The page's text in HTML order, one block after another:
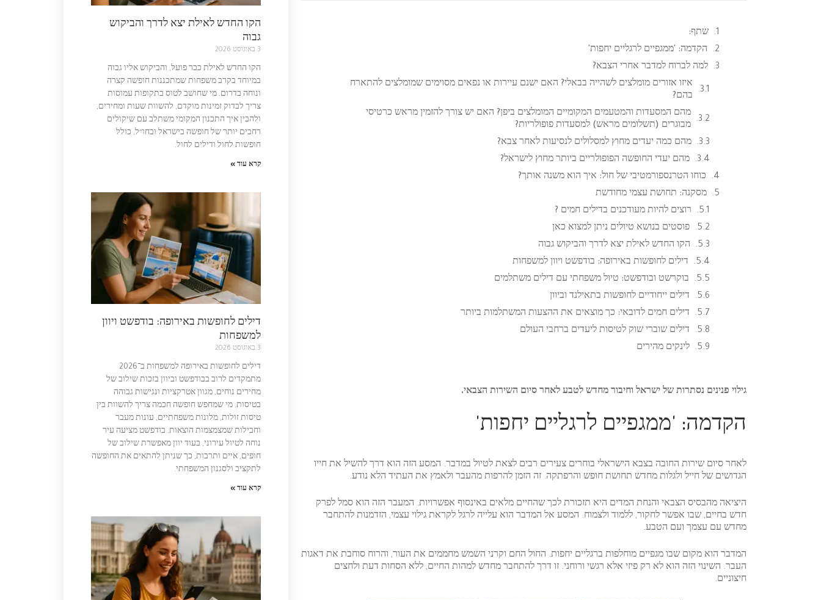
שתף:
הקדמה: 'ממגפיים לרגליים יחפות'
למה לברוח למדבר אחרי הצבא?
איזו אזורים מומלצים לשהייה בבאלי? האם ישנם עיירות או נפאים מסוימים שמומלצים להתארח
בהם?
מהם המסעדות והמטעמים המקומיים המומלצים ביפן? האם יש צורך להזמין מראש כרטיסי
מבוגרים (תשלומים מראש) למסעדות פופולריות?
מהם כמה יעדים מחוץ למסלולים לנסיעות לאחר צבא?
מהם יעדי החופשה הפופולריים ביותר מחוץ לישראל?
כוחו הטרנספורמטיבי של חול: איך הוא משנה אותך?
מסקנה: תחושת עצמי מחודשת
רוצים להיות מעודכנים בדילים חמים ?
פוסטים בנושא טיולים ניתן למצוא כאן
הקו החדש לאילת יצא לדרך והביקוש גבוה
דילים לחופשות באירופה: בודפשט ויוון למשפחות
בוקרשט ובודפשט: טיול משפחתי עם דילים משתלמים
דילים ייחודיים לחופשות בתאילנד וביוון
דילים חמים לדובאי: כך מוצאים את ההצעות המשתלמות ביותר
דילים שוברי שוק לטיסות ליעדים ברחבי העולם
לינקים מהירים
גילוי פנינים נסתרות של ישראל וחיבור מחדש לטבע לאחר סיום השירות הצבאי.
הקדמה: 'ממגפיים לרגליים יחפות'
לאחר סיום שירות החובה בצבא הישראלי בוחרים צעירים רבים לצאת לטיול במדבר. המסע הזה הוא דרך להשיל את חייו
הגדושים של חייל ולגלות מחדש תחושת חופש והרפתקה. זה הזמן להרפות מהעבר ולאמץ את העתיד הלא נודע.
היציאה מהבסיס הצבאי והנחת המדים היא תזכורת לכך שהחיים מלאים באינסוף אפשרויות. המעבר הזה הוא סמל לפרק
חדש בחיים, שבו אפשר לחקור, ללמוד ולצמוח. המסע אל המדבר הוא עלייה לרגל לקראת גילוי עצמי, הזדמנות להתחבר
מחדש עם עצמך ועם הטבע.
המדבר הוא מקום שבו מגפיים מוחלפות ברגליים יחפות. החול החם וקרני השמש מחממים את העור, והרוח סוחבת את דאגות
העבר. השינוי הזה הוא לא רק פיזי אלא רגשי ורוחני. זו דרך להתחבר מחדש למהות החיים, ללא הסחות דעת ולחצים
חיצוניים.
הקו החדש לאילת יצא לדרך והביקוש
גבוה
3 באוגוסט 2026
הקו החדש לאילת כבר פועל, והביקוש אליו גבוה
במיוחד בקרב משפחות שמתכננות חופשה קצרה
ונוחה בדרום. מי שחושב לטוס בתקופות עמוסות
צריך לבדוק זמינות מוקדם, להשוות שעות ומחירים,
ולהבין איך התכנון המקומי משתלב עם שיקולים
רחבים יותר של חופשה בישראל ובחו״ל, כולל
חופשות לחול ודילים לחול.
קרא עוד »
דילים לחופשות באירופה: בודפשט ויוון
למשפחות
3 באוגוסט 2026
דילים לחופשות באירופה למשפחות ב־2026
מתמקדים לרוב בבודפשט וביוון בזכות שילוב של
מחירים נוחים, מגוון אטרקציות ונגישות גבוהה
בטיסות. מי שמחפש חופשה חכמה צריך להשוות בין
טיסות זולות, מלונות משפחתיים, עונות מעבר
וחבילות שמצמצמות הוצאות. בודפשט מציעה עיר
נוחה לטיול עירוני, בעוד יוון מאפשרת שילוב של
חופים, איים ותרבות, כך שניתן להתאים את החופשה
לתקציב ולסגנון המשפחתי.
קרא עוד »